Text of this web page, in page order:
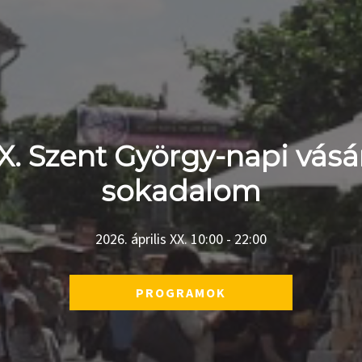
Szent György-napi
sokadalom
2026. április XX. 10:00 - 22:00
PROGRAMOK